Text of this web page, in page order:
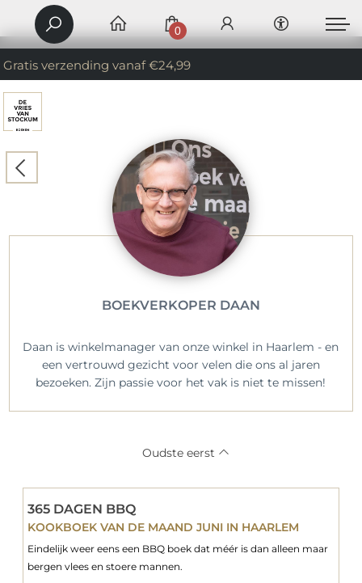
Gratis verzending vanaf €24,99
0
BOEKVERKOPER DAAN
Daan is winkelmanager van onze winkel in Haarlem - en
een vertrouwd gezicht voor velen die ons al jaren
bezoeken. Zijn passie voor het vak is niet te missen!
Oudste eerst
365 DAGEN BBQ
KOOKBOEK VAN DE MAAND JUNI IN HAARLEM
Eindelijk weer eens een BBQ boek dat méér is dan alleen maar
bergen vlees en stoere mannen.